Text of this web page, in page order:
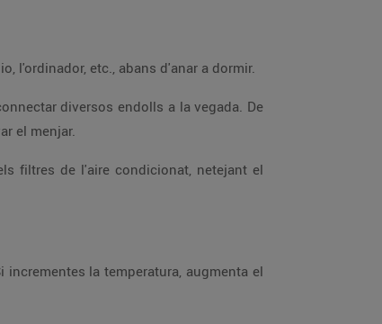
la factura entre un 5% i un 16%. Estalvia apagant la televisió, la ràdio, l'ordinador, etc., abans d'anar a dormir.
encesa per conservar el menjar.